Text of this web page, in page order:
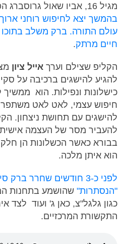
מגיל 16, אביו שאול גרוסברג הפיק אמני רוק רבים,
בהמשך יצא לחיפוש רוחני
חיים מרתק.
הקליפ שצילם וערך אייל ציון
להגיע להישגים ברכיבה על
כישלונות ונפילות. הוא
חיפוש עצמי, לאט לאט משתפר
להישגים עם תחושת ניצחון.
להעביר מסר של העצמה
בבורא כאשר הכשלונות הן
הוא איתן מלכה.
לפני כ-3 חודשים שחרר
"הנסתרות" שהושמע בתחנות
כגון גלגל"צ, כאן ג' ועוד לצד
התקשורת המרכזיים.